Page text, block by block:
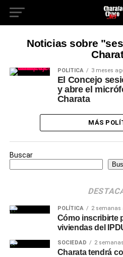
Noticias sobre
POLÍTICA 3 meses
El Concejo
y abre el
Charata
MÁS
Buscar
POLÍTICA 2 semanas
Cómo inscribirte
viviendas del
SOCIEDAD 2
Charata tendrá